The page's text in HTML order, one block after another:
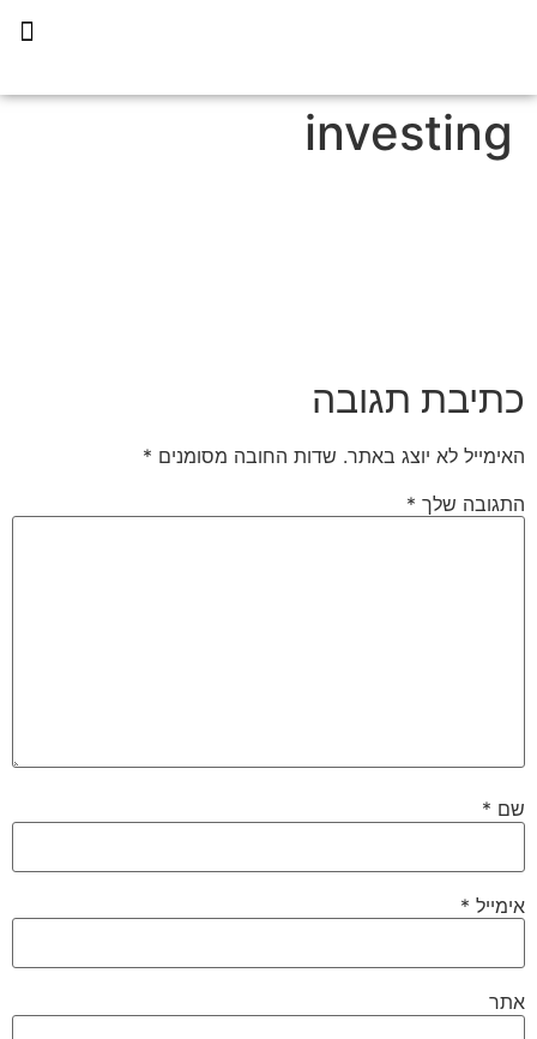
investing
כתיבת תגובה
האימייל לא יוצג באתר. שדות החובה מסומנים *
התגובה שלך *
שם *
אימייל *
אתר